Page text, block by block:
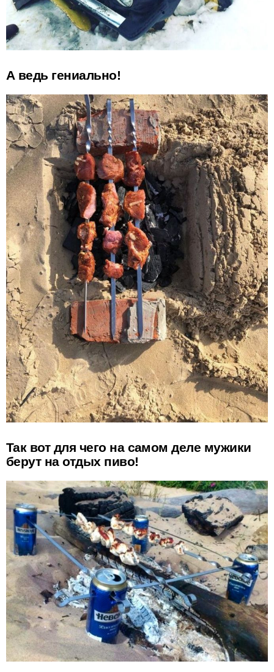
А ведь гениально!
Так вот для чего на самом деле мужики
берут на отдых пиво!